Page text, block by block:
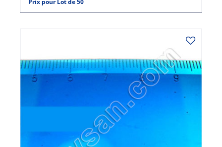
Prix pour Lot de 50